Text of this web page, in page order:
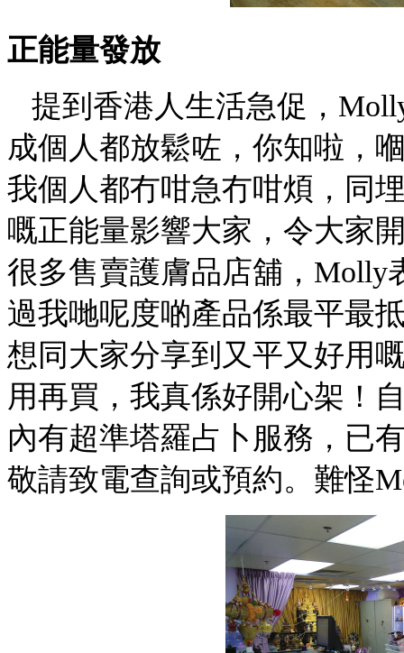
正能量發放
提到香港人生活急促，
成個人都放鬆咗，你知啦，
我個人都冇咁急冇咁煩，同
嘅正能量影響大家，令大家
很多售賣護膚品店舖，Molly
過我哋呢度啲產品係最平最
想同大家分享到又平又好用
用再買，我真係好開心架！
內有超準塔羅占卜服務，已
敬請致電查詢或預約。難怪